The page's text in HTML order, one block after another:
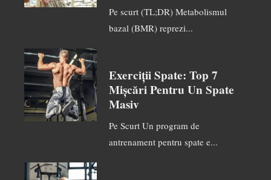
Pe scurt (TL;DR) Metabolismul
bazal (BMR) reprezi...
Exerciții Spate: Top 7
Mișcări Pentru Un Spate
Masiv
Pe Scurt Un program de
antrenament pentru spate e...